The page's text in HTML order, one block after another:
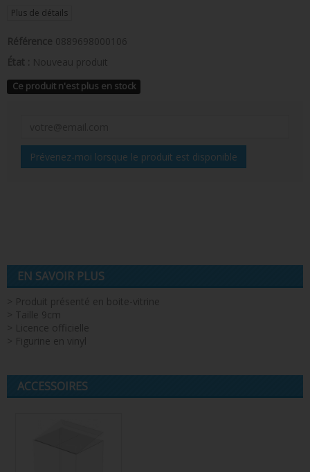
LOUNGEFLY
Plus de détails
Référence 0889698000106
État : Nouveau produit
Ce produit n'est plus en stock
Prévenez-moi lorsque le produit est disponible
EN SAVOIR PLUS
> Produit présenté en boite-vitrine
> Taille 9cm
> Licence officielle
> Figurine en vinyl
ACCESSOIRES